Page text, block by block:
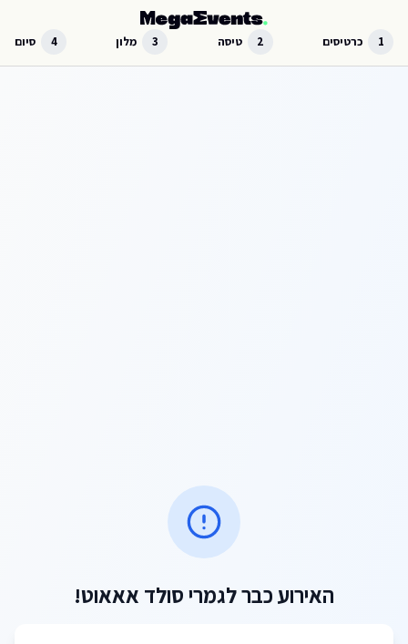
1 כרטיסים 2 טיסה 3 מלון 4 סיום
האירוע כבר לגמרי סולד אאאוט!